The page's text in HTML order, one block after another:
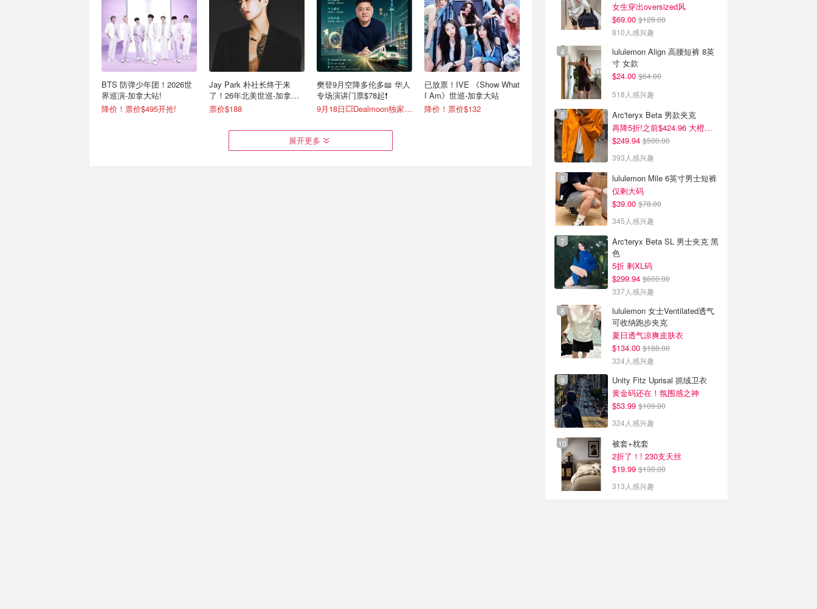
BTS 防弹少年团！2026世
界巡演-加拿大站!
降价！票价$495开抢!
Jay Park 朴社长终于来
了！26年北美世巡-加拿大
站
票价$188
樊登9月空降多伦多📖 华人
专场演讲门票$78起❗️
9月18日💥Dealmoon独家再减$20🔥
已放票！IVE 《Show What
I Am》世巡-加拿大站
降价！票价$132
展开更多
女生穿出oversized风
$69.00 $128.00
810人感兴趣
lululemon Align 高腰短裤 8英
寸 女款
$24.00 $64.00
518人感兴趣
Arc'teryx Beta 男款夹克
再降5折!之前$424.96 大橙子好显白 蹲补
$249.94 $500.00
393人感兴趣
lululemon Mile 6英寸男士短裤
仅剩大码
$39.00 $78.00
345人感兴趣
Arc'teryx Beta SL 男士夹克 黑
色
5折 剩XL码
$299.94 $600.00
337人感兴趣
lululemon 女士Ventilated透气
可收纳跑步夹克
夏日透气凉爽皮肤衣
$134.00 $188.00
324人感兴趣
Unity Fitz Uprisal 抓绒卫衣
黄金码还在！氛围感之神
$53.99 $109.00
324人感兴趣
被套+枕套
2折了！! 230支天丝
$19.99 $130.00
313人感兴趣